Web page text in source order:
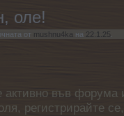
оле!
от mushnu4ka на 22.1.25
във
регистрирайте